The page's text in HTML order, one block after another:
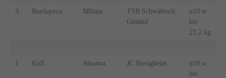
3 Burdayeva Milana
TSB Schwäbisch
Gmünd
u10 w
bis
23,2 kg
1 Kull Johanna JC Bietigheim
u10 w
bis